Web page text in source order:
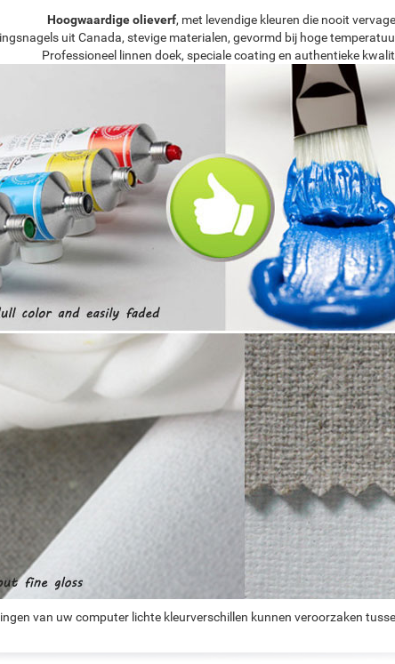
Hoogwaardige olieverf, met levendige kleuren die nooit
uit Canada, stevige materialen, gevormd bij hoge
Professioneel linnen doek, speciale coating en authentieke
van uw computer lichte kleurverschillen kunnen veroorzaken